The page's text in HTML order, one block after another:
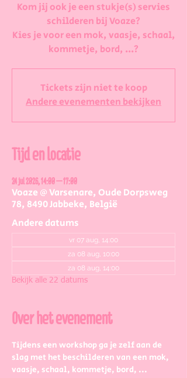
Kom jij ook je een stukje(s) servies
schilderen bij Voaze?
Kies je voor een mok, vaasje, schaal,
kommetje, bord, ...?
Tickets zijn niet te koop
Andere evenementen bekijken
Tijd en locatie
24 jul 2026, 14:00 – 17:00
Voaze @ Varsenare, Oude Dorpsweg
78, 8490 Jabbeke, België
Andere datums
vr 07 aug, 14:00
za 08 aug, 10:00
za 08 aug, 14:00
Bekijk alle 22 datums
Over het evenement
Tijdens een workshop ga je zelf aan de
slag met het beschilderen van een mok,
vaasje, schaal, kommetje, bord, ...